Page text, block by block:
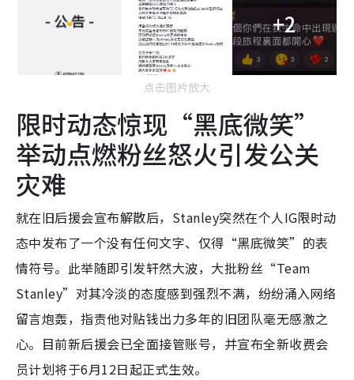
+2
点击图片放大
限时动态惊现“黑底微笑”
举动点燃粉丝怒火引发公关
灾难
就在旧后援会宣布解散后，Stanley突然在个人IG限时动
态中发布了一个没有任何文字、仅得“黑底微笑”的表
情符号。此举随即引发轩然大波，大批粉丝“Team
Stanley”对其冷淡的态度感到强烈不满，纷纷涌入网络
留言炮轰，指责他对贴钱出力多年的旧团队毫无感激之
心。目前新后援会已全面接管账号，并宣布全新收费会
员计划将于6月12日起正式生效。